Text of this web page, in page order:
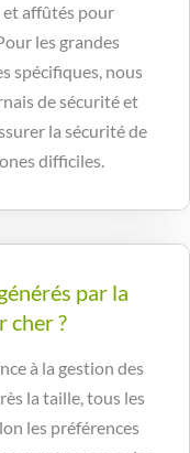
affûtés pour
les grandes
spécifiques, nous
de sécurité et
la sécurité de
difficiles.
par la
cher ?
à la gestion des
la taille, tous les
les préférences